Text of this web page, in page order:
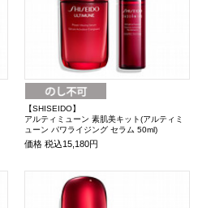
【SHISEIDO】
アルティミューン 素肌美キット(アルティミ
ューン パワライジング セラム 50ml)
価格 税込15,180円